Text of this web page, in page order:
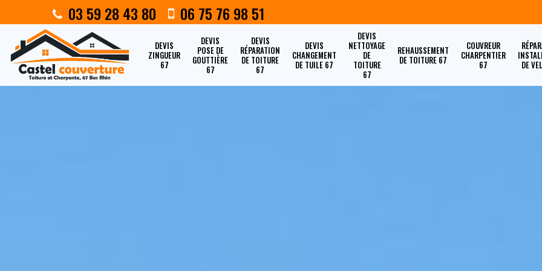
03 59 28 43 80 06 75 76 98 51
DEVIS
ZINGUEUR
67
DEVIS
POSE DE
GOUTTIÈRE
67
DEVIS
RÉPARATION
DE TOITURE
67
DEVIS
CHANGEMENT
DE TUILE 67
DEVIS
NETTOYAGE
DE
TOITURE
67
REHAUSSEMENT
DE TOITURE 67
COUVREUR
CHARPENTIER
67
DE